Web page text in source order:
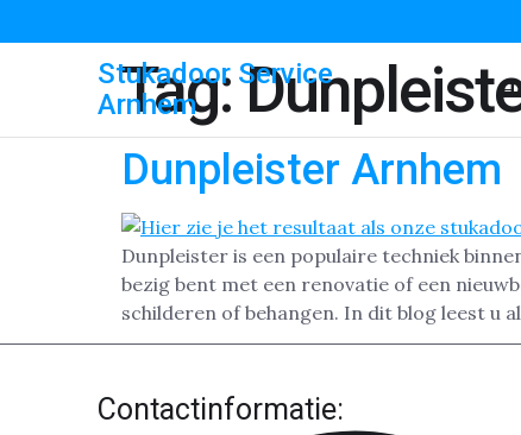
Stukadoor Service
Arnhem
Tag:
Dunpleister Arnhem
Dunpleister is een populaire techniek
bezig bent met een renovatie of een
schilderen of behangen. In dit blog leest u
Contactinformatie: